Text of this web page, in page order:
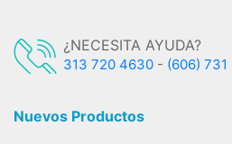
¿NECESITA AYUDA?
313 720 4630 - (606) 731
Nuevos Productos